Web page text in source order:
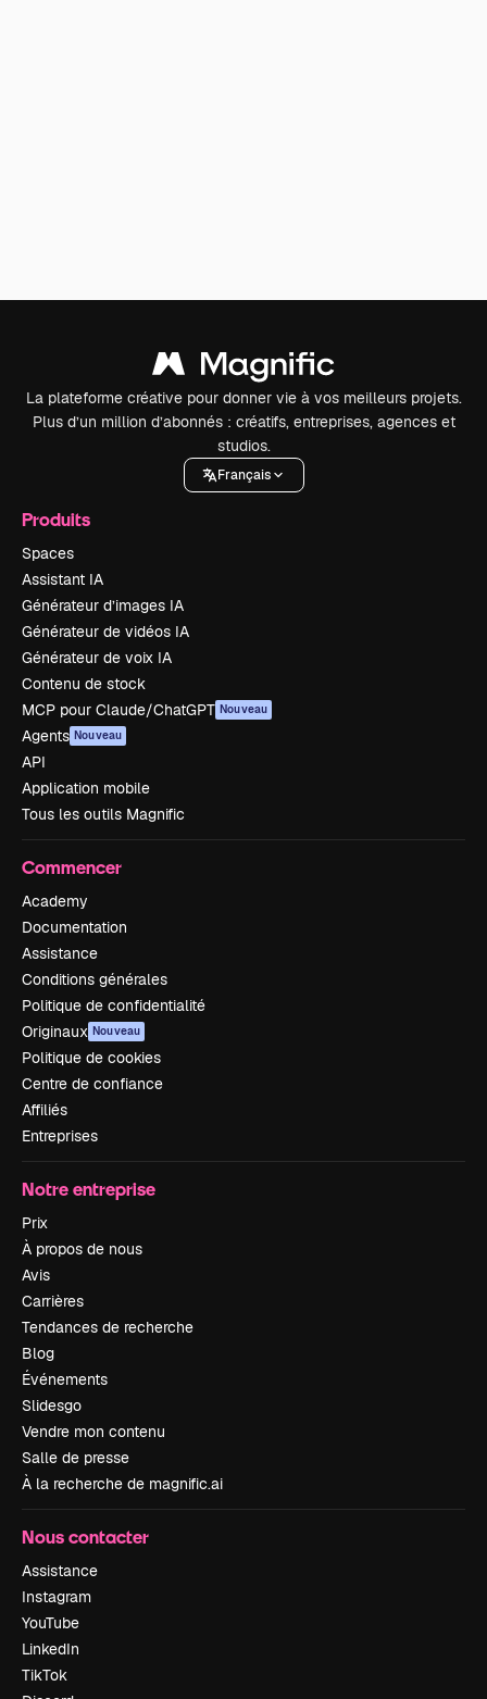
La plateforme créative pour donner vie à vos meilleurs projets.
Plus d’un million d’abonnés : créatifs, entreprises, agences et
studios.
Français
Produits
Spaces
Assistant IA
Générateur d’images IA
Générateur de vidéos IA
Générateur de voix IA
Contenu de stock
MCP pour Claude/ChatGPT Nouveau
Agents Nouveau
API
Application mobile
Tous les outils Magnific
Commencer
Academy
Documentation
Assistance
Conditions générales
Politique de confidentialité
Originaux Nouveau
Politique de cookies
Centre de confiance
Affiliés
Entreprises
Notre entreprise
Prix
À propos de nous
Avis
Carrières
Tendances de recherche
Blog
Événements
Slidesgo
Vendre mon contenu
Salle de presse
À la recherche de magnific.ai
Nous contacter
Assistance
Instagram
YouTube
LinkedIn
TikTok